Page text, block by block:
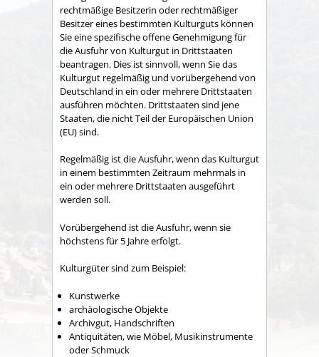
rechtmäßige Besitzerin oder rechtmäßiger
Besitzer eines bestimmten Kulturguts können
Sie eine spezifische offene Genehmigung für
die Ausfuhr von Kulturgut in Drittstaaten
beantragen. Dies ist sinnvoll, wenn Sie das
Kulturgut regelmäßig und vorübergehend von
Deutschland in ein oder mehrere Drittstaaten
ausführen möchten. Drittstaaten sind jene
Staaten, die nicht Teil der Europäischen Union
(EU) sind.
Regelmäßig ist die Ausfuhr, wenn das Kulturgut
in einem bestimmten Zeitraum mehrmals in
ein oder mehrere Drittstaaten ausgeführt
werden soll.
Vorübergehend ist die Ausfuhr, wenn sie
höchstens für 5 Jahre erfolgt.
Kulturgüter sind zum Beispiel:
Kunstwerke
archäologische Objekte
Archivgut, Handschriften
Antiquitäten, wie Möbel, Musikinstrumente
oder Schmuck